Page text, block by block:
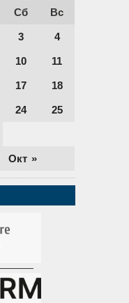
Сб Вс
Окт »
3 4
10 11
17 18
24 25